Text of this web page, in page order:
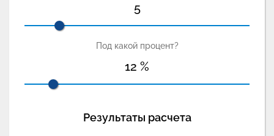
5
Под какой процент?
12 %
Результаты расчета